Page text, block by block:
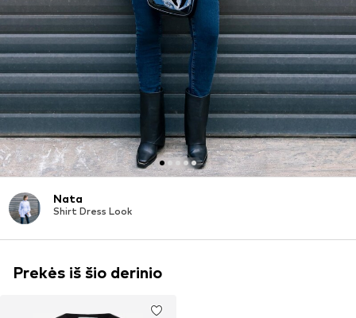
Nata
Shirt Dress Look
Prekės iš šio derinio